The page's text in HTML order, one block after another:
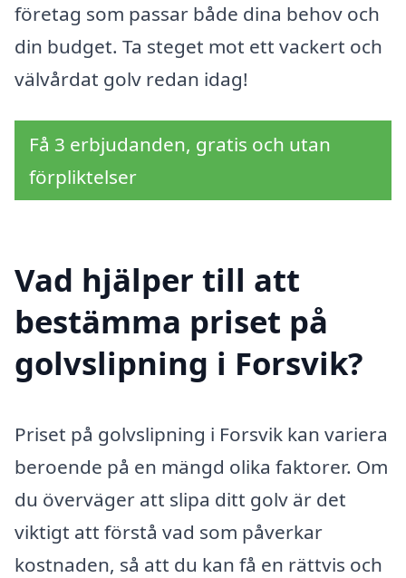
företag som passar både dina behov och
din budget. Ta steget mot ett vackert och
välvårdat golv redan idag!
Få 3 erbjudanden, gratis och utan
förpliktelser
Vad hjälper till att
bestämma priset på
golvslipning i Forsvik?
Priset på golvslipning i Forsvik kan variera
beroende på en mängd olika faktorer. Om
du överväger att slipa ditt golv är det
viktigt att förstå vad som påverkar
kostnaden, så att du kan få en rättvis och